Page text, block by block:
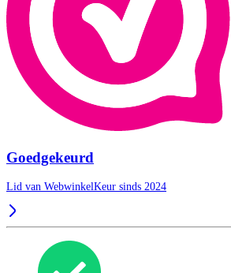
Goedgekeurd
Lid van WebwinkelKeur sinds 2024